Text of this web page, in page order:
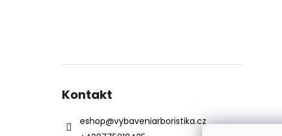
Kontakt
eshop@vybaveniarboristika.cz